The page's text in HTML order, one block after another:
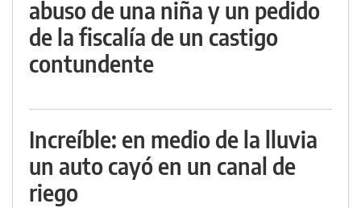
abuso de una niña y un pedido
de la fiscalía de un castigo
contundente
Increíble: en medio de la lluvia
un auto cayó en un canal de
riego